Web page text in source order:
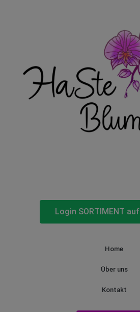
Login SORTIMENT auf
Home
Über uns
Kontakt